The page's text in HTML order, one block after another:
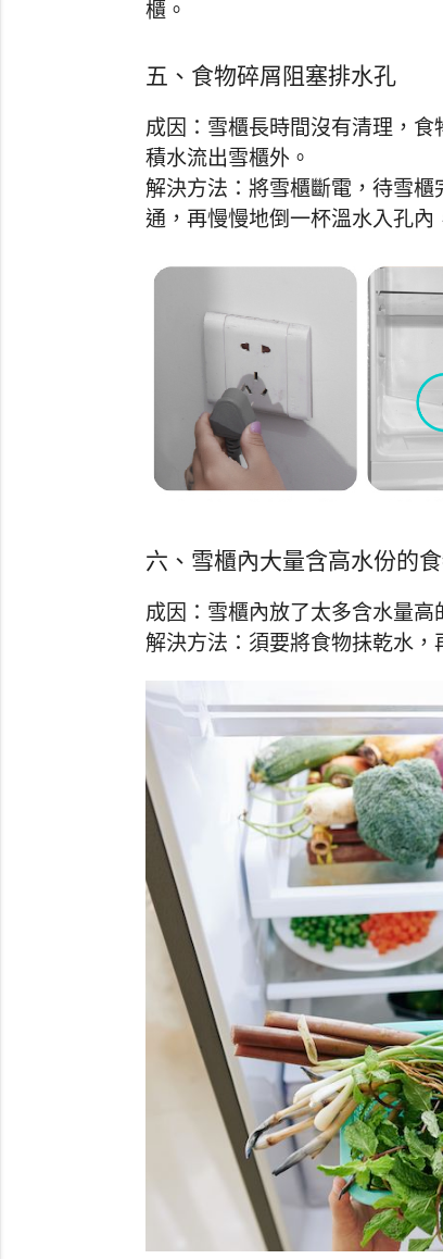
櫃。
五、食物碎屑阻塞排水孔
成因：雪櫃長時間沒有清理，
積水流出雪櫃外。
解決方法：將雪櫃斷電，待雪
通，再慢慢地倒一杯溫水入孔內
六、雪櫃內大量含高水份的
成因：雪櫃內放了太多含水量高
解決方法：須要將食物抺乾水，